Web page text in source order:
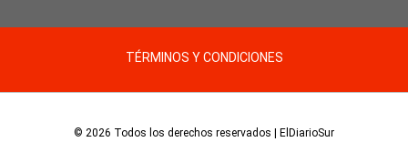
TÉRMINOS Y CONDICIONES
© 2026 Todos los derechos reservados | ElDiarioSur